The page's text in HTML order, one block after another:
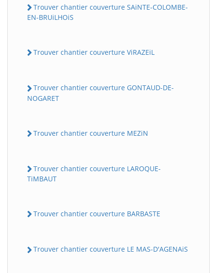
Trouver chantier couverture SAiNTE-COLOMBE-
EN-BRUiLHOiS
Trouver chantier couverture ViRAZEiL
Trouver chantier couverture GONTAUD-DE-
NOGARET
Trouver chantier couverture MEZiN
Trouver chantier couverture LAROQUE-
TiMBAUT
Trouver chantier couverture BARBASTE
Trouver chantier couverture LE MAS-D'AGENAiS